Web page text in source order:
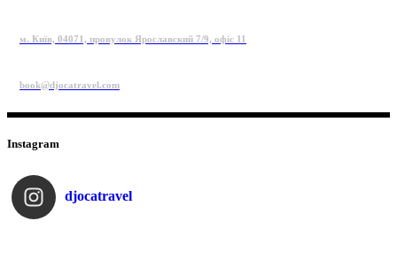
м. Київ, 04071, провулок Ярославский 7/9, офіс 11
book@djocatravel.com
Instagram
djocatravel